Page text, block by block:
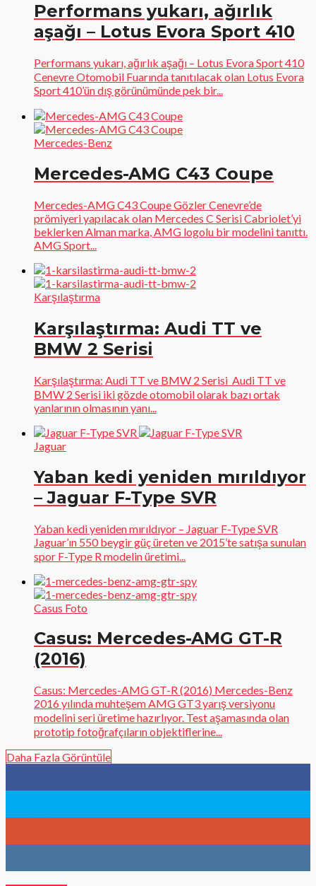
Performans yukarı, ağırlık
aşağı – Lotus Evora Sport 410
Performans yukarı, ağırlık aşağı – Lotus Evora Sport 410
Cenevre Otomobil Fuarında tanıtılacak olan Lotus Evora
Sport 410’ün dış görünümünde pek bir...
Mercedes-Benz
Mercedes-AMG C43 Coupe
Mercedes-AMG C43 Coupe Gözler Cenevre’de
prömiyeri yapılacak olan Mercedes C Serisi Cabriolet’yi
beklerken Alman marka, AMG logolu bir modelini tanıttı.
AMG Sport...
Karşılaştırma
Karşılaştırma: Audi TT ve
BMW 2 Serisi
Karşılaştırma: Audi TT ve BMW 2 Serisi Audi TT ve
BMW 2 Serisi iki gözde otomobil olarak bazı ortak
yanlarının olmasının yanı...
Jaguar
Yaban kedi yeniden mırıldıyor
– Jaguar F-Type SVR
Yaban kedi yeniden mırıldıyor – Jaguar F-Type SVR
Jaguar’ın 550 beygir güç üreten ve 2015’te satışa sunulan
spor F-Type R modelin üretimi...
Casus Foto
Casus: Mercedes-AMG GT-R
(2016)
Casus: Mercedes-AMG GT-R (2016) Mercedes-Benz
2016 yılında muhteşem AMG GT3 yarış versiyonu
modelini seri üretime hazırlıyor. Test aşamasında olan
prototip fotoğrafçıların objektiflerine...
Daha Fazla Görüntüle